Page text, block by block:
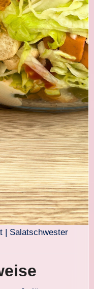
| Salatschwester